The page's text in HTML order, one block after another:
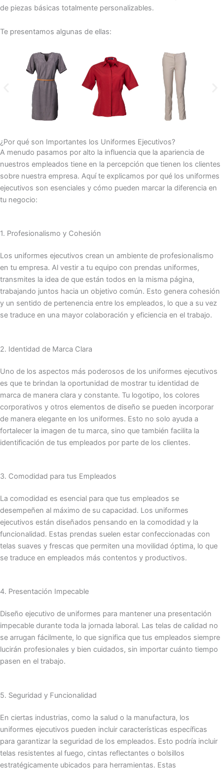
de piezas básicas totalmente personalizables.
Te presentamos algunas de ellas:
¿Por qué son Importantes los Uniformes Ejecutivos?
A menudo pasamos por alto la influencia que la apariencia de
nuestros empleados tiene en la percepción que tienen los clientes
sobre nuestra empresa. Aquí te explicamos por qué los uniformes
ejecutivos son esenciales y cómo pueden marcar la diferencia en
tu negocio:
1. Profesionalismo y Cohesión
Los uniformes ejecutivos crean un ambiente de profesionalismo
en tu empresa. Al vestir a tu equipo con prendas uniformes,
transmites la idea de que están todos en la misma página,
trabajando juntos hacia un objetivo común. Esto genera cohesión
y un sentido de pertenencia entre los empleados, lo que a su vez
se traduce en una mayor colaboración y eficiencia en el trabajo.
2. Identidad de Marca Clara
Uno de los aspectos más poderosos de los uniformes ejecutivos
es que te brindan la oportunidad de mostrar tu identidad de
marca de manera clara y constante. Tu logotipo, los colores
corporativos y otros elementos de diseño se pueden incorporar
de manera elegante en los uniformes. Esto no solo ayuda a
fortalecer la imagen de tu marca, sino que también facilita la
identificación de tus empleados por parte de los clientes.
3. Comodidad para tus Empleados
La comodidad es esencial para que tus empleados se
desempeñen al máximo de su capacidad. Los uniformes
ejecutivos están diseñados pensando en la comodidad y la
funcionalidad. Estas prendas suelen estar confeccionadas con
telas suaves y frescas que permiten una movilidad óptima, lo que
se traduce en empleados más contentos y productivos.
4. Presentación Impecable
Diseño ejecutivo de uniformes para mantener una presentación
impecable durante toda la jornada laboral. Las telas de calidad no
se arrugan fácilmente, lo que significa que tus empleados siempre
lucirán profesionales y bien cuidados, sin importar cuánto tiempo
pasen en el trabajo.
5. Seguridad y Funcionalidad
En ciertas industrias, como la salud o la manufactura, los
uniformes ejecutivos pueden incluir características específicas
para garantizar la seguridad de los empleados. Esto podría incluir
telas resistentes al fuego, cintas reflectantes o bolsillos
estratégicamente ubicados para herramientas. Estas